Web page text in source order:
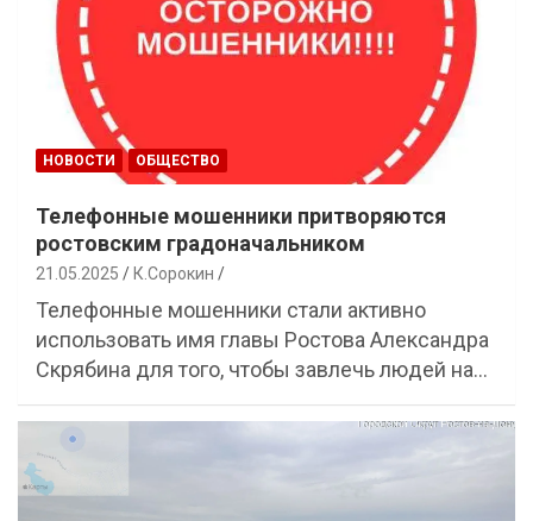
НОВОСТИ ОБЩЕСТВО
Телефонные мошенники притворяются
ростовским градоначальником
21.05.2025 К.Сорокин
Телефонные мошенники стали активно
использовать имя главы Ростова Александра
Скрябина для того, чтобы завлечь людей на…